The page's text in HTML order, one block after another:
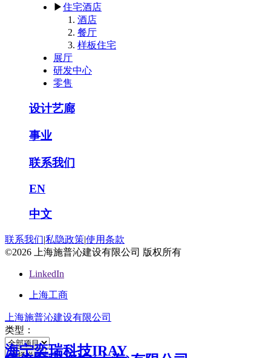
▶住宅酒店
酒店
餐厅
样板住宅
展厅
研发中心
零售
设计艺廊
事业
联系我们
EN
中文
联系我们|私隐政策|使用条款
©2026 上海施普沁建设有限公司 版权所有
LinkedIn
上海工商
上海施普沁建设有限公司
类型：
海宁奕瑞科技IRAY